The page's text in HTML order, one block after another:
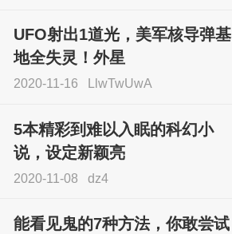
UFO射出1道光，美军核导弹基
地全失灵！外星
2020-11-16 LlwTwUwA
5本精彩到难以入眠的科幻小
说，设定新颖亮
2020-11-08 dz4
能看见鬼的7种方法，你敢尝试